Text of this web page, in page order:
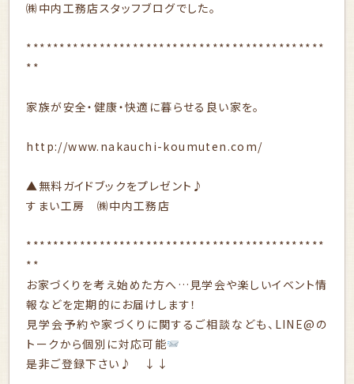
㈱中内工務店スタッフブログでした。
*********************************************
**
家族が安全・健康・快適に暮らせる良い家を。
http://www.nakauchi-koumuten.com/
▲無料ガイドブックをプレゼント♪
すまい工房 ㈱中内工務店
*********************************************
**
お家づくりを考え始めた方へ…見学会や楽しいイベント情
報などを定期的にお届けします！
見学会予約や家づくりに関するご相談なども、LINE@の
トークから個別に対応可能
是非ご登録下さい♪ ↓↓